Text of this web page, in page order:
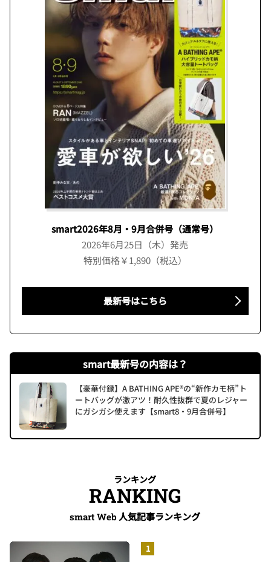
smart2026年8月・9月合併号（通常号）
2026年6月25日（木）発売
特別価格￥1,890（税込）
最新号はこちら
smart最新号の内容は？
【豪華付録】A BATHING APE®の“新作カモ柄”ト
ートバッグが激アツ！耐久性抜群で夏のレジャー
にガシガシ使えます【smart8・9月合併号】
ランキング
RANKING
smart Web人気記事ランキング